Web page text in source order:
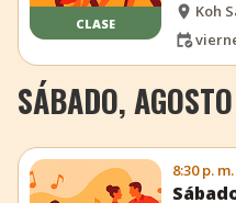
CLASE
Koh
SÁBADO,
8:30 p.